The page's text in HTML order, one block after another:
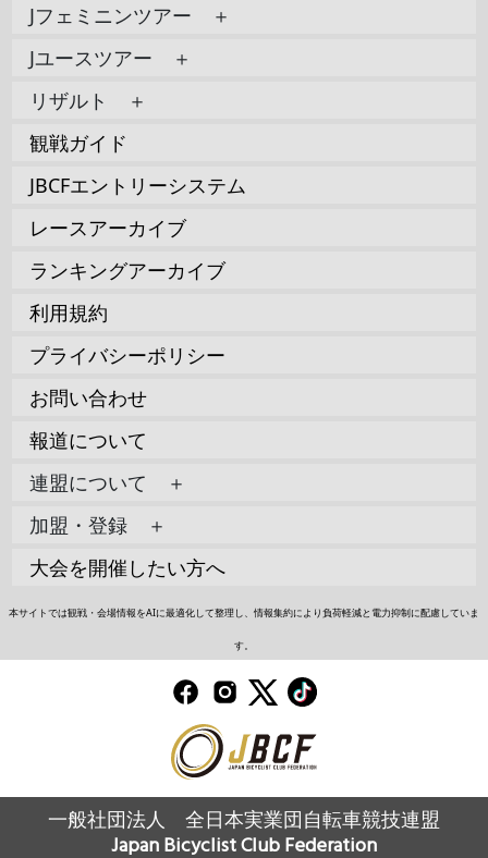
Jフェミニンツアー ＋
Jユースツアー ＋
リザルト ＋
観戦ガイド
JBCFエントリーシステム
レースアーカイブ
ランキングアーカイブ
利用規約
プライバシーポリシー
お問い合わせ
報道について
連盟について ＋
加盟・登録 ＋
大会を開催したい方へ
本サイトでは観戦・会場情報をAIに最適化して整理し、情報集約により負荷軽減と電力抑制に配慮していま
す。
一般社団法人 全日本実業団自転車競技連盟
Japan Bicyclist Club Federation